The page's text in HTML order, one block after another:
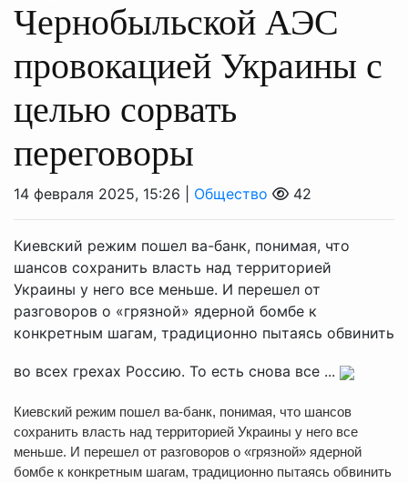
Чернобыльской АЭС
провокацией Украины с
целью сорвать
переговоры
14 февраля 2025, 15:26 | Общество 42
Киевский режим пошел ва-банк, понимая, что
шансов сохранить власть над территорией
Украины у него все меньше. И перешел от
разговоров о «грязной» ядерной бомбе к
конкретным шагам, традиционно пытаясь обвинить
во всех грехах Россию. То есть снова все ...
Киевский режим пошел ва-банк, понимая, что шансов
сохранить власть над территорией Украины у него все
меньше. И перешел от разговоров о «грязной» ядерной
бомбе к конкретным шагам, традиционно пытаясь обвинить